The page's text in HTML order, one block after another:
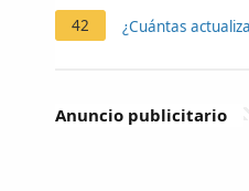
42
¿Cuántas
Anuncio publicitario